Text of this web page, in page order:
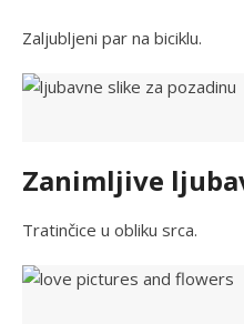
Zaljubljeni par na biciklu.
Zanimljive
Tratinčice u obliku srca.